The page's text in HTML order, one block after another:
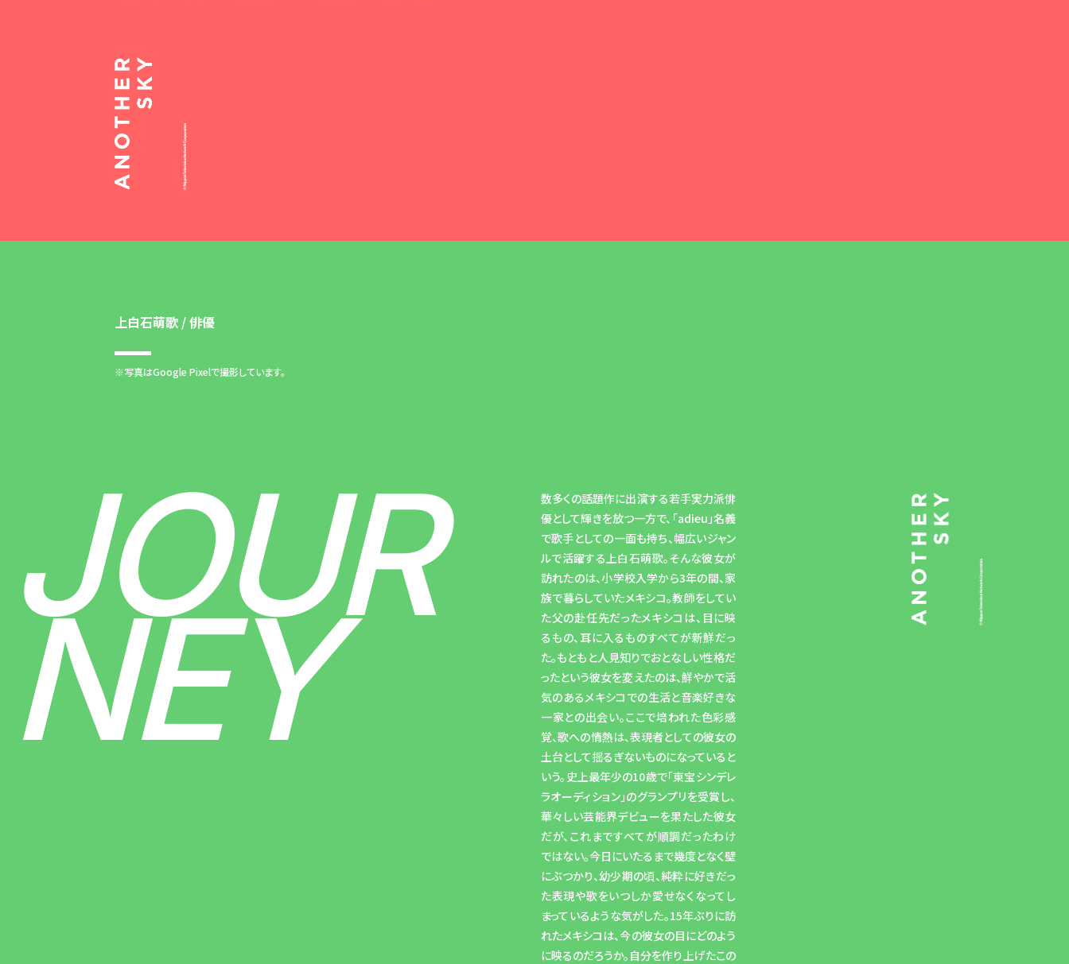
上白石萌歌 / 俳優
※写真はGoogle Pixelで撮影しています。
数多くの話題作に出演する若手実力派俳
優として輝きを放つ一方で、「adieu」名義
で歌手としての一面も持ち、幅広いジャン
ルで活躍する上白石萌歌。そんな彼女が
訪れたのは、小学校入学から3年の間、家
族で暮らしていたメキシコ。教師をしてい
た父の赴任先だったメキシコは、目に映
るもの、耳に入るものすべてが新鮮だっ
た。もともと人見知りでおとなしい性格だ
ったという彼女を変えたのは、鮮やかで活
気のあるメキシコでの生活と音楽好きな
一家との出会い。ここで培われた色彩感
覚、歌への情熱は、表現者としての彼女の
土台として揺るぎないものになっていると
いう。史上最年少の10歳で「東宝シンデレ
ラオーディション」のグランプリを受賞し、
華々しい芸能界デビューを果たした彼女
だが、これまですべてが順調だったわけ
ではない。今日にいたるまで幾度となく壁
にぶつかり、幼少期の頃、純粋に好きだっ
た表現や歌をいつしか愛せなくなってし
まっているような気がした。15年ぶりに訪
れたメキシコは、今の彼女の目にどのよう
に映るのだろうか。自分を作り上げたこの
JOUR
NEY